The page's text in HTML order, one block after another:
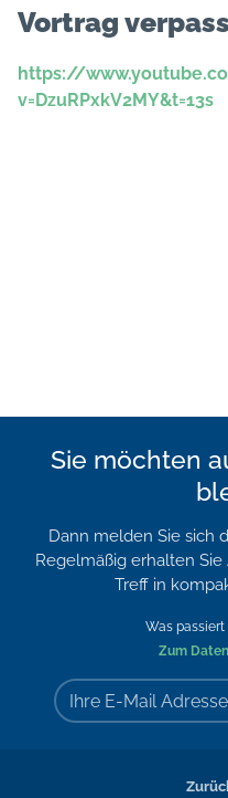
Vortrag
https://
v=DzuRPxkV2MY&t=13s
Sie möchten
Dann melden Sie sich
Regelmäßig erhalten
Treff in
Was
Zum